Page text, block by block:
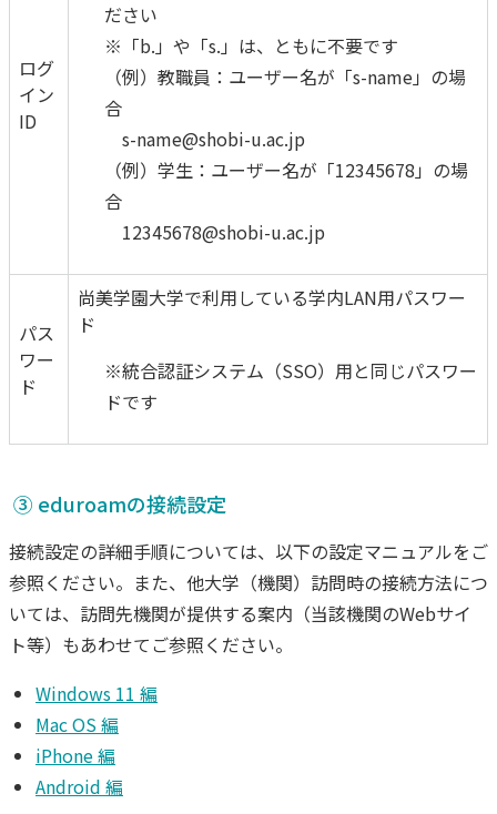
ログ
イン
ID
ださい
※「b.」や「s.」は、ともに不要です
（例）教職員：ユーザー名が「s-name」の場
合
s-name@shobi-u.ac.jp
（例）学生：ユーザー名が「12345678」の場
合
12345678@shobi-u.ac.jp
パス
ワー
ド
尚美学園大学で利用している学内LAN用パスワー
ド
※統合認証システム（SSO）用と同じパスワー
ドです
③ eduroamの接続設定
接続設定の詳細手順については、以下の設定マニュアルをご
参照ください。また、他大学（機関）訪問時の接続方法につ
いては、訪問先機関が提供する案内（当該機関のWebサイ
ト等）もあわせてご参照ください。
Windows 11 編
Mac OS 編
iPhone 編
Android 編